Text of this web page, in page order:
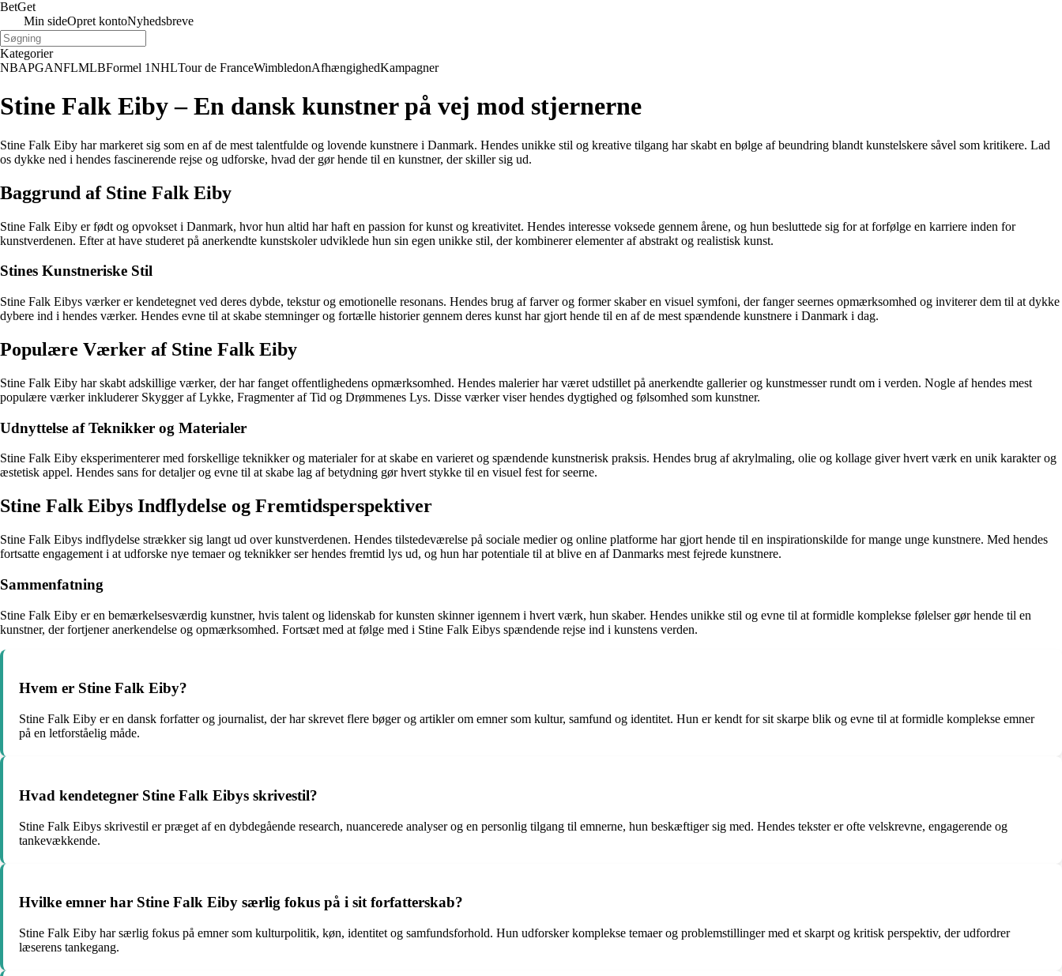
BetGet
Min sideOpret kontoNyhedsbreve
Kategorier
NBAPGANFLMLBFormel 1NHLTour de FranceWimbledonAfhængighedKampagner
Stine Falk Eiby – En dansk kunstner på vej mod stjernerne
Stine Falk Eiby har markeret sig som en af de mest talentfulde og lovende kunstnere i Danmark. Hendes unikke stil og kreative tilgang har skabt en bølge af beundring blandt kunstelskere såvel som kritikere. Lad
os dykke ned i hendes fascinerende rejse og udforske, hvad der gør hende til en kunstner, der skiller sig ud.
Baggrund af Stine Falk Eiby
Stine Falk Eiby er født og opvokset i Danmark, hvor hun altid har haft en passion for kunst og kreativitet. Hendes interesse voksede gennem årene, og hun besluttede sig for at forfølge en karriere inden for
kunstverdenen. Efter at have studeret på anerkendte kunstskoler udviklede hun sin egen unikke stil, der kombinerer elementer af abstrakt og realistisk kunst.
Stines Kunstneriske Stil
Stine Falk Eibys værker er kendetegnet ved deres dybde, tekstur og emotionelle resonans. Hendes brug af farver og former skaber en visuel symfoni, der fanger seernes opmærksomhed og inviterer dem til at dykke
dybere ind i hendes værker. Hendes evne til at skabe stemninger og fortælle historier gennem deres kunst har gjort hende til en af de mest spændende kunstnere i Danmark i dag.
Populære Værker af Stine Falk Eiby
Stine Falk Eiby har skabt adskillige værker, der har fanget offentlighedens opmærksomhed. Hendes malerier har været udstillet på anerkendte gallerier og kunstmesser rundt om i verden. Nogle af hendes mest
populære værker inkluderer Skygger af Lykke, Fragmenter af Tid og Drømmenes Lys. Disse værker viser hendes dygtighed og følsomhed som kunstner.
Udnyttelse af Teknikker og Materialer
Stine Falk Eiby eksperimenterer med forskellige teknikker og materialer for at skabe en varieret og spændende kunstnerisk praksis. Hendes brug af akrylmaling, olie og kollage giver hvert værk en unik karakter og
æstetisk appel. Hendes sans for detaljer og evne til at skabe lag af betydning gør hvert stykke til en visuel fest for seerne.
Stine Falk Eibys Indflydelse og Fremtidsperspektiver
Stine Falk Eibys indflydelse strækker sig langt ud over kunstverdenen. Hendes tilstedeværelse på sociale medier og online platforme har gjort hende til en inspirationskilde for mange unge kunstnere. Med hendes
fortsatte engagement i at udforske nye temaer og teknikker ser hendes fremtid lys ud, og hun har potentiale til at blive en af Danmarks mest fejrede kunstnere.
Sammenfatning
Stine Falk Eiby er en bemærkelsesværdig kunstner, hvis talent og lidenskab for kunsten skinner igennem i hvert værk, hun skaber. Hendes unikke stil og evne til at formidle komplekse følelser gør hende til en
kunstner, der fortjener anerkendelse og opmærksomhed. Fortsæt med at følge med i Stine Falk Eibys spændende rejse ind i kunstens verden.
Hvem er Stine Falk Eiby?
Stine Falk Eiby er en dansk forfatter og journalist, der har skrevet flere bøger og artikler om emner som kultur, samfund og identitet. Hun er kendt for sit skarpe blik og evne til at formidle komplekse emner
på en letforståelig måde.
Hvad kendetegner Stine Falk Eibys skrivestil?
Stine Falk Eibys skrivestil er præget af en dybdegående research, nuancerede analyser og en personlig tilgang til emnerne, hun beskæftiger sig med. Hendes tekster er ofte velskrevne, engagerende og
tankevækkende.
Hvilke emner har Stine Falk Eiby særlig fokus på i sit forfatterskab?
Stine Falk Eiby har særlig fokus på emner som kulturpolitik, køn, identitet og samfundsforhold. Hun udforsker komplekse temaer og problemstillinger med et skarpt og kritisk perspektiv, der udfordrer
læserens tankegang.